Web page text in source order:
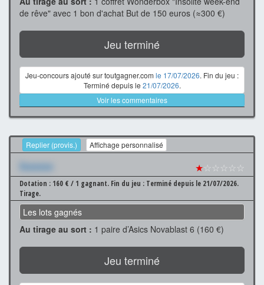
de rêve" avec 1 bon d'achat But de 150 euros (≈300 €)
Jeu terminé
Jeu-concours ajouté sur toutgagner.com le 17/07/2026. Fin du jeu :
Terminé depuis le 21/07/2026.
Voir les commentaires
Replier (provis.) Affichage personnalisé
Xxxxxxx ★☆☆☆☆☆
Dotation : 160 € / 1 gagnant. Fin du jeu : Terminé depuis le 21/07/2026.
Tirage.
Les lots gagnés
Au tirage au sort : 1 paire d’Asics Novablast 6 (160 €)
Jeu terminé